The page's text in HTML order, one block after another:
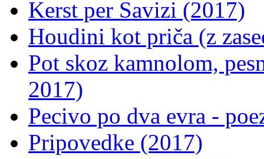
Kerst per Savizi (2017)
Houdini kot priča (z
Pot skoz kamnolom,
2017)
Pecivo po dva evra -
Pripovedke (2017)